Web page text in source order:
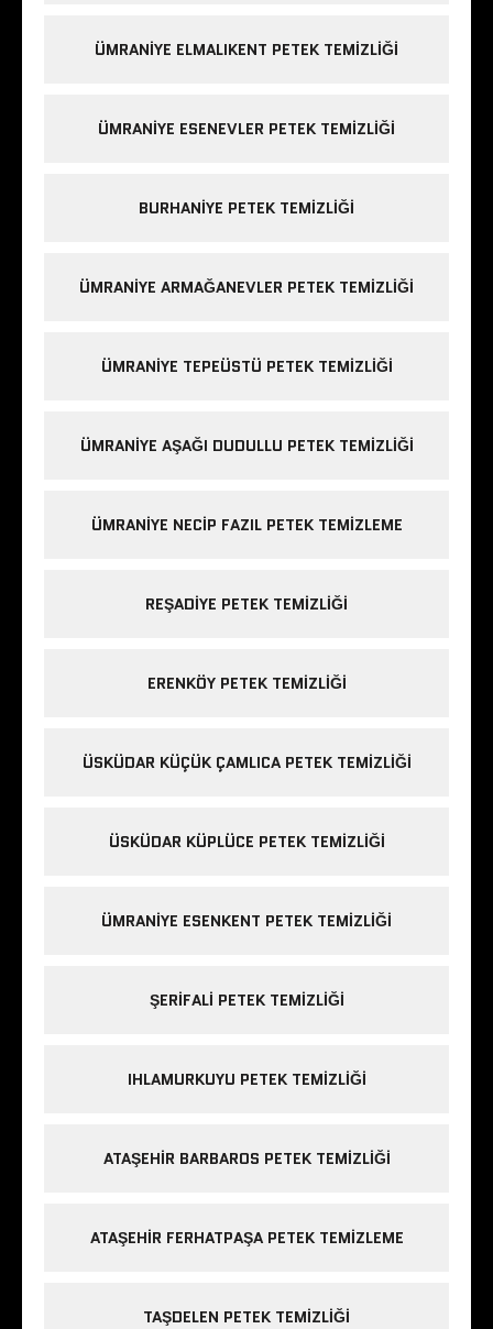
ÜMRANIYE ELMALIKENT PETEK TEMIZLIĞI
ÜMRANIYE ESENEVLER PETEK TEMIZLIĞI
BURHANIYE PETEK TEMIZLIĞI
ÜMRANIYE ARMAĞANEVLER PETEK TEMIZLIĞI
ÜMRANIYE TEPEÜSTÜ PETEK TEMIZLIĞI
ÜMRANIYE AŞAĞI DUDULLU PETEK TEMIZLIĞI
ÜMRANIYE NECIP FAZIL PETEK TEMIZLEME
REŞADIYE PETEK TEMIZLIĞI
ERENKÖY PETEK TEMIZLIĞI
ÜSKÜDAR KÜÇÜK ÇAMLICA PETEK TEMIZLIĞI
ÜSKÜDAR KÜPLÜCE PETEK TEMIZLIĞI
ÜMRANIYE ESENKENT PETEK TEMIZLIĞI
ŞERIFALI PETEK TEMIZLIĞI
IHLAMURKUYU PETEK TEMIZLIĞI
ATAŞEHIR BARBAROS PETEK TEMIZLIĞI
ATAŞEHIR FERHATPAŞA PETEK TEMIZLEME
TAŞDELEN PETEK TEMIZLIĞI